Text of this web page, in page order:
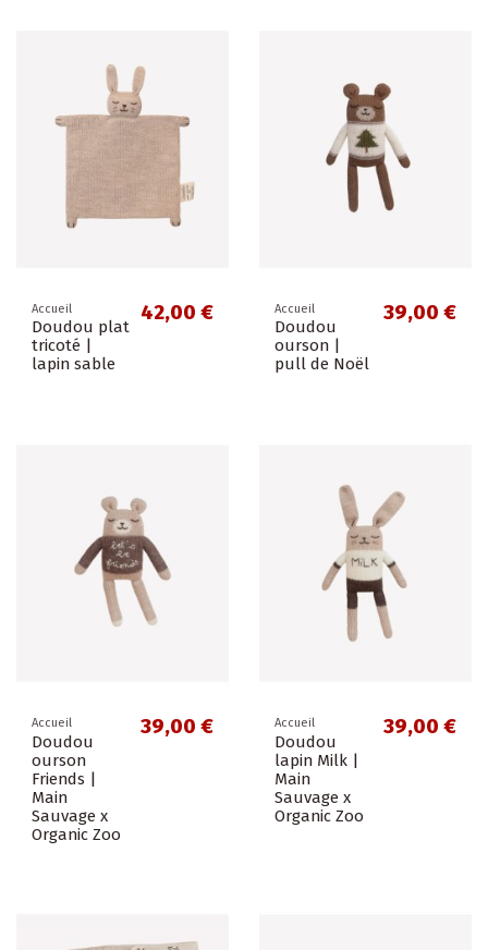
Accueil
Doudou plat
tricoté |
lapin sable
42,00 € Accueil
Doudou
ourson |
pull de Noël
39,00 €
Accueil
Doudou
ourson
Friends |
Main
Sauvage x
Organic Zoo
39,00 € Accueil
Doudou
lapin Milk |
Main
Sauvage x
Organic Zoo
39,00 €